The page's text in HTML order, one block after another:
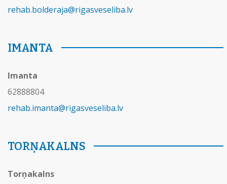
rehab.bolderaja@rigasveseliba.lv
IMANTA
Imanta
62888804
rehab.imanta@rigasveseliba.lv
TORŅAKALNS
Torņakalns